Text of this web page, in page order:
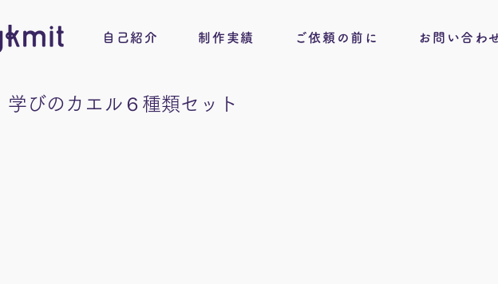
自己紹介 制作実績 ご依頼の前に お問い合わ
学びのカエル６種類セット